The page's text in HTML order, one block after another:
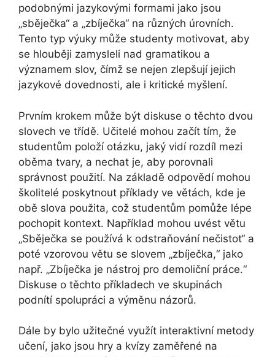
podobnými jazykovými formami jako jsou
„sběječka“ a „zbíječka“ na různých úrovních.
Tento typ výuky může studenty motivovat, aby
se hlouběji zamysleli nad gramatikou a
významem slov, čímž se nejen zlepšují jejich
jazykové dovednosti, ale i kritické myšlení.
Prvním krokem může být diskuse o těchto dvou
slovech ve třídě. Učitelé mohou začít tím, že
studentům položí otázku, jaký vidí rozdíl mezi
oběma tvary, a nechat je, aby porovnali
správnost použití. Na základě odpovědí mohou
školitelé poskytnout příklady ve větách, kde je
obě slova použita, což studentům pomůže lépe
pochopit kontext. Například mohou uvést větu
„Sběječka se používá k odstraňování nečistot“ a
poté vzorovou větu se slovem „zbíječka,“ jako
např. „Zbíječka je nástroj pro demoliční práce.“
Diskuse o těchto příkladech ve skupinách
podnítí spolupráci a výměnu názorů.
Dále by bylo užitečné využít interaktivní metody
učení, jako jsou hry a kvízy zaměřené na